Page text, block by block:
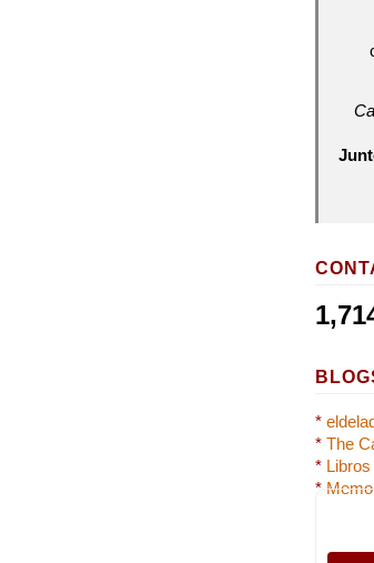
*
* The
*
*